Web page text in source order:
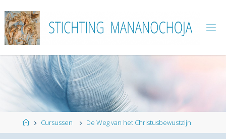
naar
de
inhoud
HomeCursussen De Weg van het Christusbewustzijn